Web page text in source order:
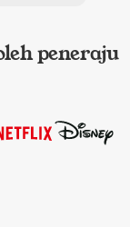
peneraju